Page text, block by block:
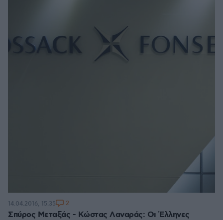
Σπύρος Μεταξάς - Κώστας Λαναράς: Οι Έλληνες
14.04.2016, 15:35 2